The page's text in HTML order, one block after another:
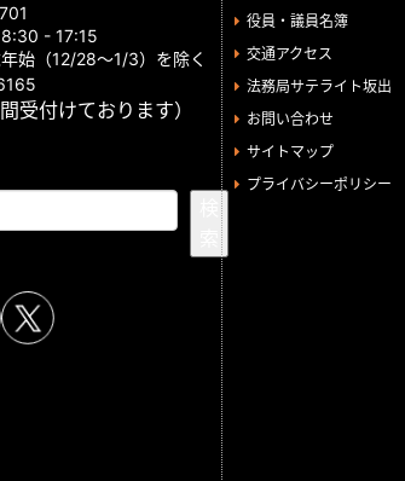
- 17:15
始（12/28～1/3）を除く
受付けております）
役員・議員名簿
交通アクセス
法務局サテライト坂出
お問い合わせ
サイトマップ
プライバシーポリシー